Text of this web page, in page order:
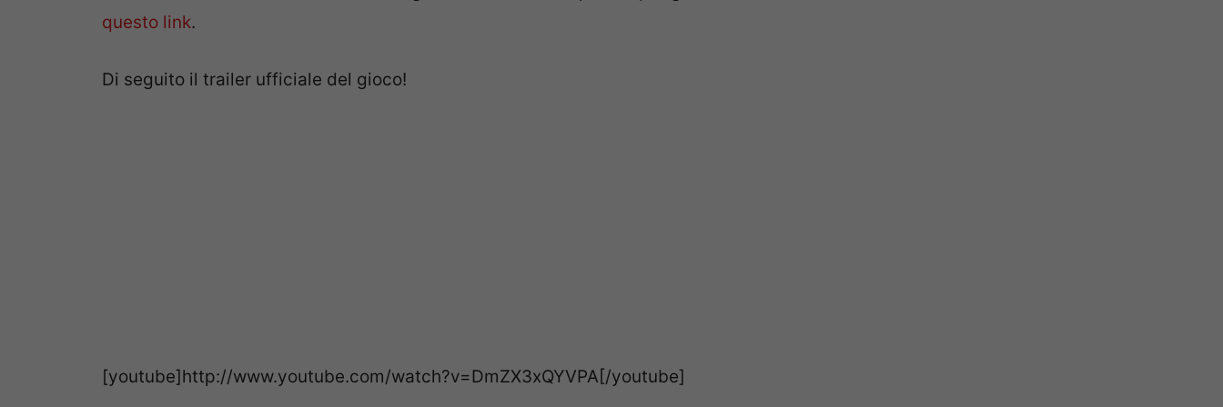
questo link.
Di seguito il trailer ufficiale del gioco!
[youtube]http://www.youtube.com/watch?v=DmZX3xQYVPA[/youtube]